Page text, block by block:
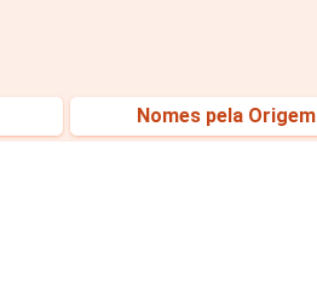
Nomes pela Origem